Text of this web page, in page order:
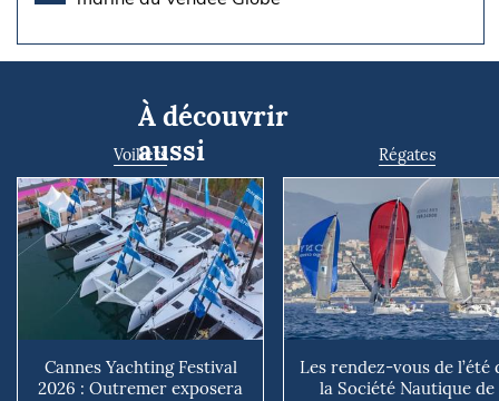
À découvrir
aussi
Voiliers
Cannes Yachting Festival
2026 : Outremer exposera
Régates
Les rendez-vous de l’été
la Société Nautique de